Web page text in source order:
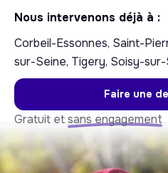
Nous intervenons déjà à :
Corbeil-Essonnes, Saint-
sur-Seine, Tigery, Soisy-
Faire une
Gratuit etsans engagement